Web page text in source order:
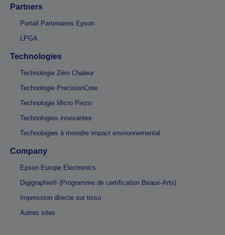
Partners
Portail Partenaires Epson
LPGA
Technologies
Technologie Zéro Chaleur
Technologie PrecisionCore
Technologie Micro Piezo
Technologies innovantes
Technologies à moindre impact environnemental
Company
Epson Europe Electronics
Digigraphie® (Programme de certification Beaux-Arts)
Impression directe sur tissu
Autres sites